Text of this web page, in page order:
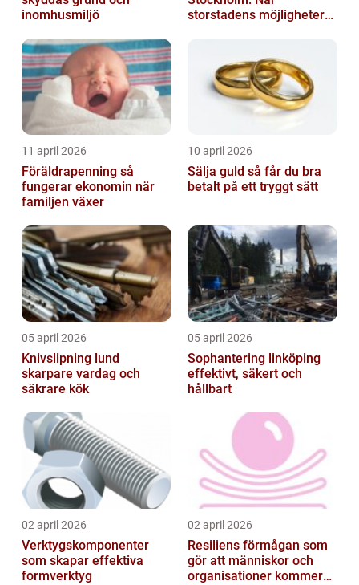
inomhusmiljö
storstadens möjligheter
11 april 2026
Föräldrapenning så
fungerar ekonomin när
familjen växer
10 april 2026
Sälja guld så får du bra
betalt på ett tryggt sätt
05 april 2026
Knivslipning lund
skarpare vardag och
säkrare kök
05 april 2026
Sophantering linköping
effektivt, säkert och
hållbart
02 april 2026
Verktygskomponenter
som skapar effektiva
formverktyg
02 april 2026
Resiliens förmågan som
gör att människor och
organisationer kommer